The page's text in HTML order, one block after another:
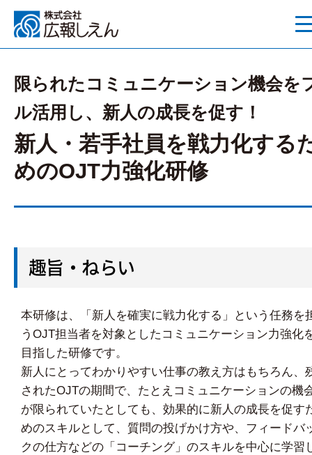
限られたコミュニケーション機会を
ル活用し、新人の成長を促す！
新人・若手社員を戦力化する
めのOJT力強化研修
趣旨・ねらい
本研修は、「新人を確実に戦力化する」という任務を
うOJT担当者を対象としたコミュニケーション力強化
目指した研修です。
新人にとってわかりやすい仕事の教え方はもちろん、
されたOJTの期間で、たとえコミュニケーションの機
が限られていたとしても、効果的に新人の成長を促す
めのスキルとして、質問の投げかけ方や、フィードバ
クの仕方などの「コーチング」のスキルを中心に学習